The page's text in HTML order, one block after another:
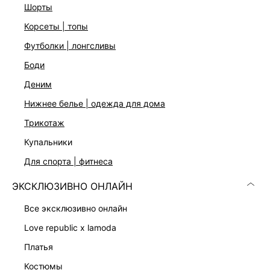
шорты
корсеты | топы
футболки | лонгсливы
боди
деним
нижнее белье | одежда для дома
трикотаж
купальники
для спорта | фитнеса
ЭКСКЛЮЗИВНО ОНЛАЙН
все эксклюзивно онлайн
love republic x lamoda
платья
костюмы
Два цвета: черный и серый меланж
На модели размер 44. Крой модели соответствует
стандартному размеру
ДОСТАВКА И ВОЗВРАТ
Подробные условия доставки и возврата
в AppStore